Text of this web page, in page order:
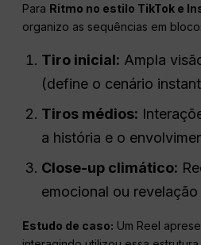
Para Ritmo no estilo TikTok e
organizo as sequências em
Tiro inicial: Ampla
(define o cenário
Tiros médios:
a história e o
Close-up climático:
emocional ou
Estudo de caso: Um Reel